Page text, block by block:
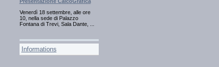
Venerdì 18 settembre, alle ore
10, nella sede di Palazzo
Fontana di Trevi, Sala Dante, ...
Informations